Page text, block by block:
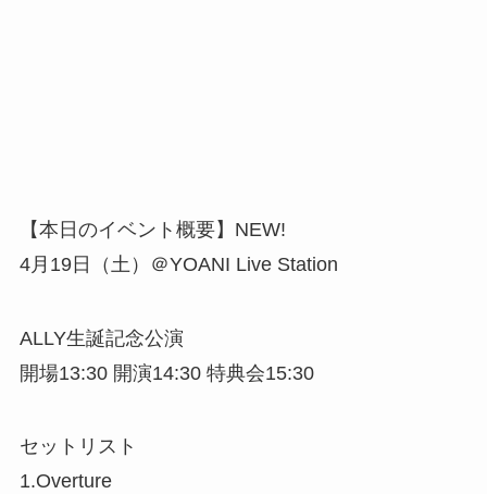
【本日のイベント概要】NEW!
4月19日（土）＠YOANI Live Station
ALLY生誕記念公演
開場13:30 開演14:30 特典会15:30
セットリスト
1.Overture